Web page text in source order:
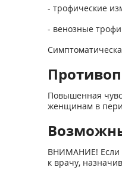
- трофические
- венозные
Повышенная
женщинам в
ВНИМАНИЕ! Если
к врачу,